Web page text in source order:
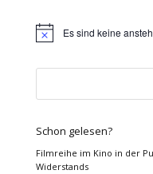
HinweisEs sind keine
Schon gelesen?
Filmreihe im Kino in der
Widerstands